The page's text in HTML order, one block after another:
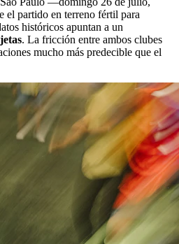
partido en terreno fértil para
históricos apuntan a un
. La fricción entre ambos clubes
mucho más predecible que el